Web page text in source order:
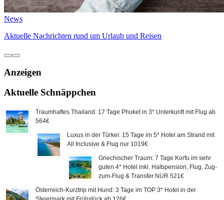
News
Aktuelle Nachrichten rund um Urlaub und Reisen
Anzeigen
Aktuelle Schnäppchen
Traumhaftes Thailand: 17 Tage Phuket in 3* Unterkunft mit Flug ab
564€
Luxus in der Türkei: 15 Tage im 5* Hotel am Strand mit
All Inclusive & Flug nur 1019€
Griechischer Traum: 7 Tage Korfu im sehr
guten 4* Hotel inkl. Halbpension, Flug, Zug-
zum-Flug & Transfer NUR 521€
Österreich-Kurztrip mit Hund: 3 Tage im TOP 3* Hotel in der